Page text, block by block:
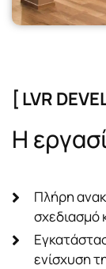
[ LVR
Η εργασ
Πλήρη
σχεδιασμό
ενίσχυση